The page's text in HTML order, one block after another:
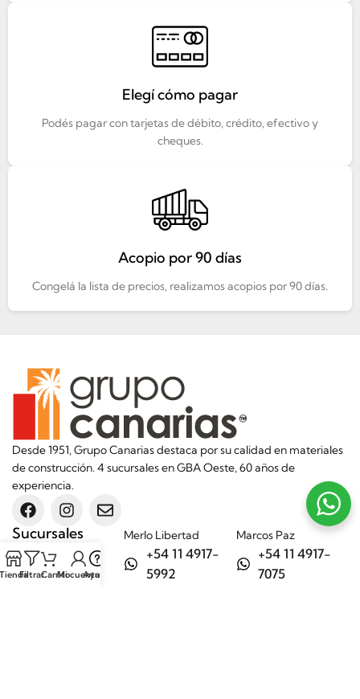
Elegí cómo pagar
Podés pagar con tarjetas de débito, crédito, efectivo y
cheques.
Acopio por 90 días
Congelá la lista de precios, realizamos acopios por 90 días.
Desde 1951, Grupo Canarias destaca por su calidad en materiales
de construcción. 4 sucursales en GBA Oeste, 60 años de
experiencia.
Sucursales Merlo Libertad
+54 11 4917-
5992
Marcos Paz
+54 11 4917-
7075
FiltrarCarritoMi cuenta
Ayuda